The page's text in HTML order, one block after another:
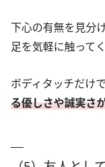
下心の有無を見分
足を気軽に触って
ボディタッチだけで
る優しさや誠実さ